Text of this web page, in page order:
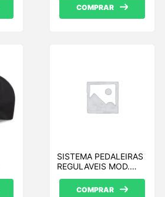
COMPRAR
SISTEMA PEDALEIRAS
REGULAVEIS MOD.
SBK – S 1000 R
COMPRAR